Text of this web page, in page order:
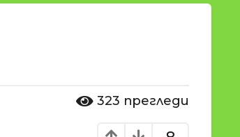
323 прегледи